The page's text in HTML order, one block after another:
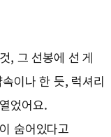
, 그 선봉에 선 게
이나 한 듯, 럭셔리
었어요.
숨어있다고